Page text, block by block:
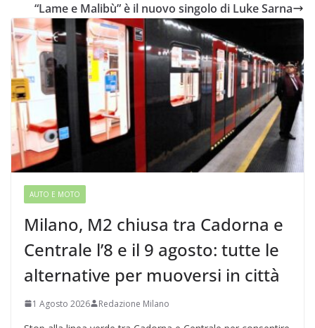
“Lame e Malibù” è il nuovo singolo di Luke Sarna
AUTO E MOTO
Milano, M2 chiusa tra Cadorna e
Centrale l’8 e il 9 agosto: tutte le
alternative per muoversi in città
1 Agosto 2026 Redazione Milano